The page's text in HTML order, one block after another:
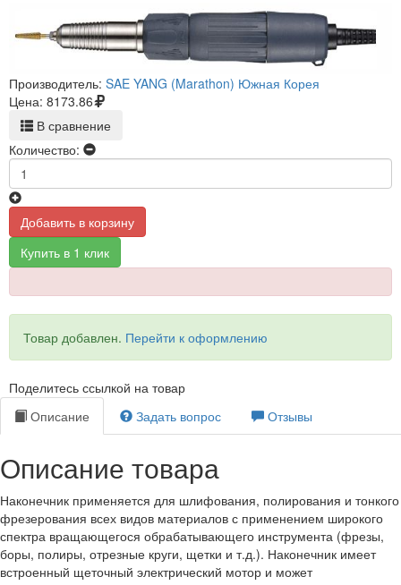
Производитель: SAE YANG (Marathon) Южная Корея
Цена: 8173.86
В сравнение
Количество:
Добавить в корзину
Купить в 1 клик
Товар добавлен. Перейти к оформлению
Поделитесь ссылкой на товар
Описание
Задать вопрос Отзывы
Описание товара
Наконечник применяется для шлифования, полирования и тонкого
фрезерования всех видов материалов с применением широкого
спектра вращающегося обрабатывающего инструмента (фрезы,
боры, полиры, отрезные круги, щетки и т.д.). Наконечник имеет
встроенный щеточный электрический мотор и может